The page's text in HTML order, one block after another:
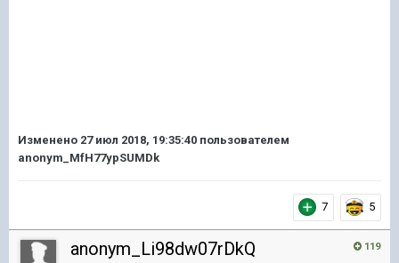
Изменено 27 июл 2018, 19:35:40 пользователем
anonym_MfH77ypSUMDk
7 5
119
anonym_Li98dw07rDkQ